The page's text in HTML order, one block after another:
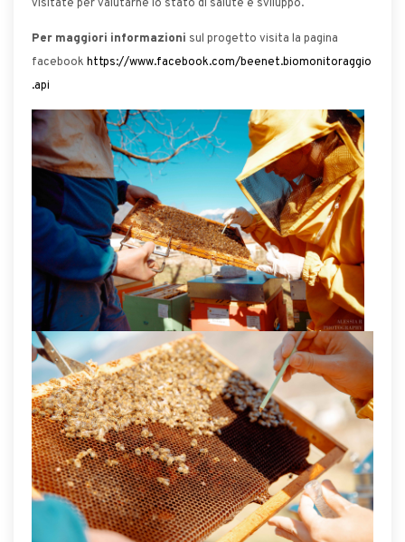
visitate per valutarne lo stato di salute e sviluppo.
Per maggiori informazioni sul progetto visita la pagina
facebook https://www.facebook.com/beenet.biomonitoraggio
.api